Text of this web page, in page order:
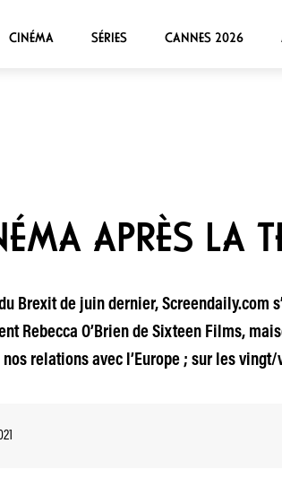
CINÉMA SÉRIES CANNES 2026
APRÈS LA
Brexit de juin dernier, Screendaily.com
Rebecca O’Brien de Sixteen Films,
relations avec l’Europe ; sur les